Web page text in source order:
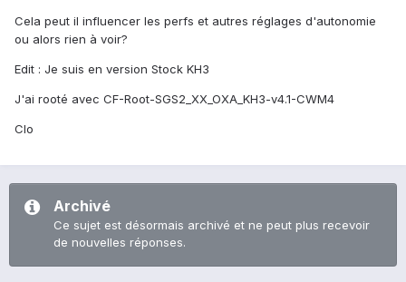
Cela peut il influencer les perfs et autres réglages d'autonomie
ou alors rien à voir?
Edit : Je suis en version Stock KH3
J'ai rooté avec CF-Root-SGS2_XX_OXA_KH3-v4.1-CWM4
Clo
Archivé
Ce sujet est désormais archivé et ne peut plus recevoir
de nouvelles réponses.